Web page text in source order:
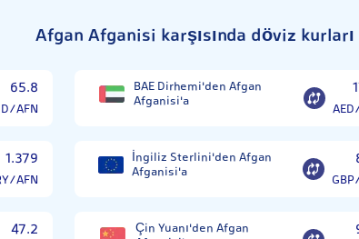
Afgan Afganisi karşısında döviz
65.8
AFN
BAE Dirhemi'den Afgan
Afganisi'a
1.379
AFN
İngiliz Sterlini'den Afgan
Afganisi'a
47.2 Çin Yuanı'den Afgan